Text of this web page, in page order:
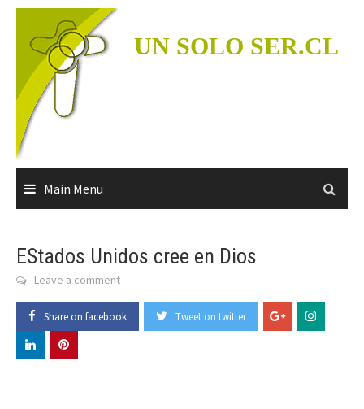
Skip
content
UN SOLO SER.CL
Main Menu
EStados Unidos cree en Dios
Leave a comment
Share on facebook Tweet on twitter